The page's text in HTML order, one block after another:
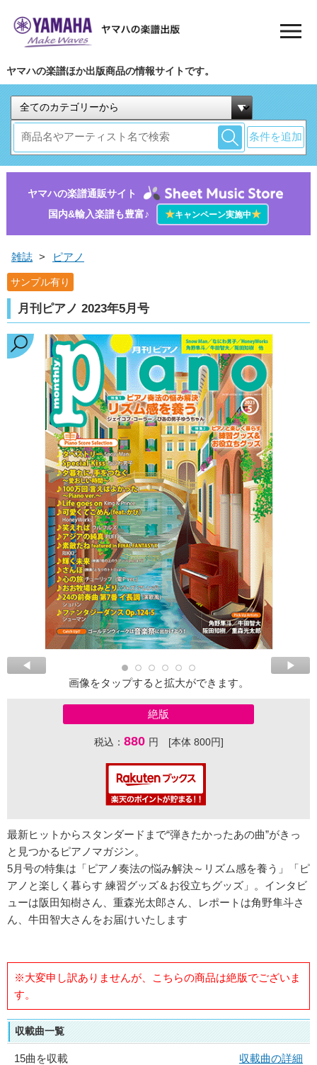
ヤマハの楽譜ほか出版商品の情報サイトです。
条件を追加
ヤマハの楽譜通販サイト
国内&輸入楽譜も豊富♪
★キャンペーン実施中★
雑誌 > ピアノ
サンプル有り
月刊ピアノ 2023年5月号
画像をタップすると拡大ができます。
絶版
税込： 880 円 [本体 800円]
最新ヒットからスタンダードまで“弾きたかったあの曲”がきっ
と見つかるピアノマガジン。
5月号の特集は「ピアノ奏法の悩み解決～リズム感を養う」「ピ
アノと楽しく暮らす 練習グッズ＆お役立ちグッズ」。インタビ
ューは阪田知樹さん、重森光太郎さん、レポートは角野隼斗さ
ん、牛田智大さんをお届けいたします
※大変申し訳ありませんが、こちらの商品は絶版でございま
す。
収載曲一覧
15曲を収載
収載曲の詳細